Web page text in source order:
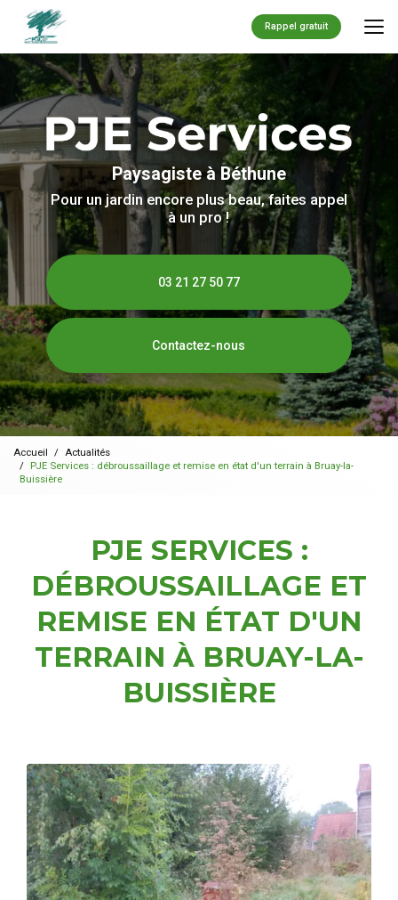
contenu
principal
Rappel gratuit
Paysagiste à Béthune
Pour un jardin encore plus beau, faites appel
à un pro !
03 21 27 50 77
Contactez-nous
Accueil
Actualités
PJE Services : débroussaillage et remise en état d'un terrain à Bruay-la-
Buissière
PJE SERVICES :
DÉBROUSSAILLAGE ET
REMISE EN ÉTAT D'UN
TERRAIN À BRUAY-LA-
BUISSIÈRE